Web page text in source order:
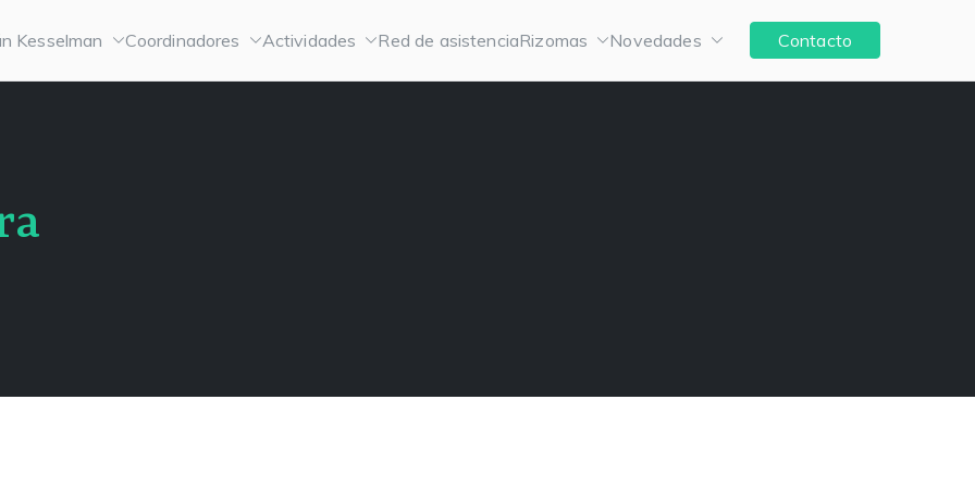
Kesselman Coordinadores Actividades Red de asistenciaRizomas Novedades Contacto